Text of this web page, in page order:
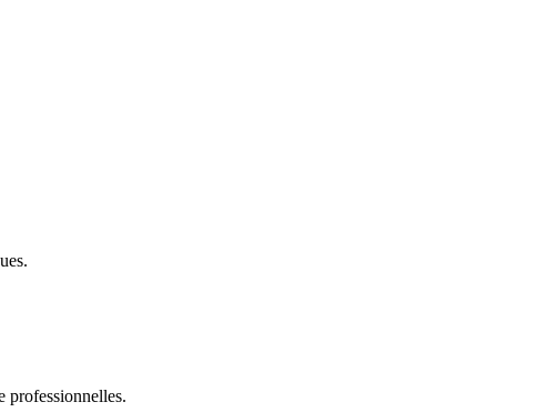
professionnelles.